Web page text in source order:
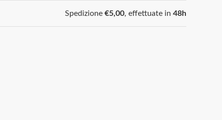
Spedizione €5,00, effettuate in 48h